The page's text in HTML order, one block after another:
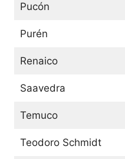
Pucón
Purén
Renaico
Saavedra
Temuco
Teodoro Schmidt